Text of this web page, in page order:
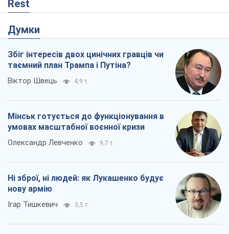
Rest
Думки
Збіг інтересів двох цинічних гравців чи
таємний план Трампа і Путіна?
Віктор Швець 4,9 т.
Мінськ готується до функціонування в
умовах масштабної воєнної кризи
Олександр Левченко 9,7 т.
Ні зброї, ні людей: як Лукашенко будує
нову армію
Ігар Тишкевич 3,5 т.